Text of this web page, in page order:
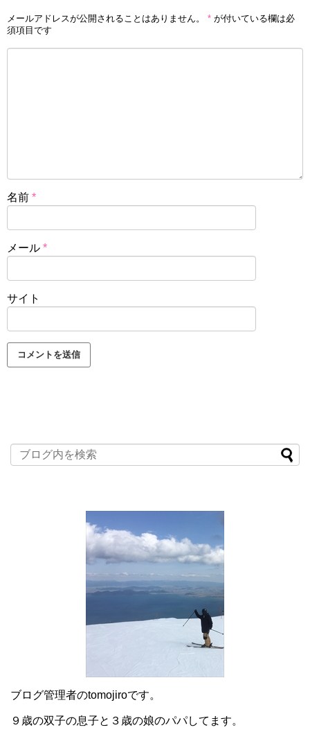
メールアドレスが公開されることはありません。 * が付いている欄は必
須項目です
名前 *
メール *
サイト
ブログ管理者のtomojiroです。
９歳の双子の息子と３歳の娘のパパしてます。